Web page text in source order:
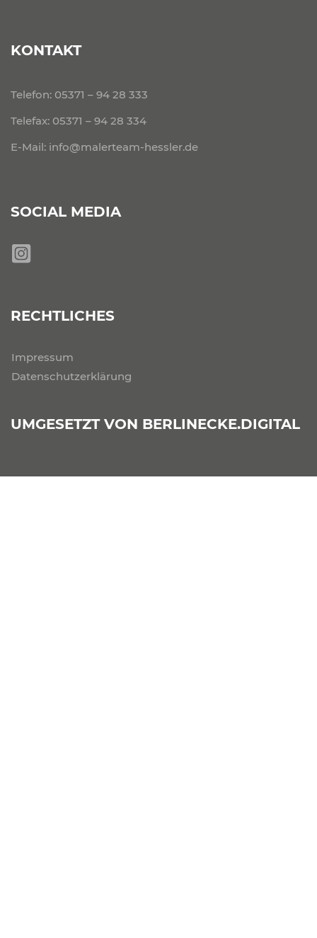
KONTAKT
Telefon: 05371 – 94 28 333
Telefax: 05371 – 94 28 334
E-Mail: info@malerteam-hessler.de
SOCIAL MEDIA
RECHTLICHES
Impressum
Datenschutzerklärung
UMGESETZT VON BERLINECKE.DIGITAL